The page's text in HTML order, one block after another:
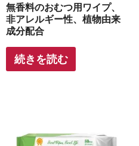
無香料のおむつ用ワイプ、
非アレルギー性、植物由来
成分配合
続きを読む